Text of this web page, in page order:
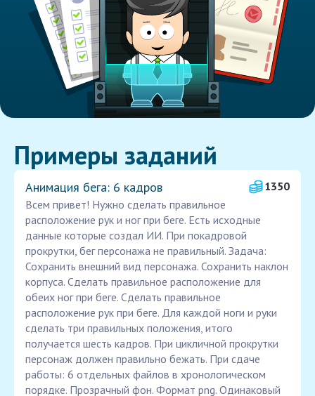
Примеры заданий
Анимация бега: 6 кадров
1350
Всем привет! Нужно сделать правильное
расположение рук и ног при беге. Есть исходные
данные которые создал ИИ. При покадровой
прокрутки, бег персонажа не правильный. Задача:
Сохранить внешний вид персонажа. Сохранить наклон
корпуса. Сделать правильное расположение для
обеих ног при беге. Сделать правильное
расположение рук при беге. Для каждой ноги и руки
сделать три правильных положения, итого
получается шесть кадров. При цикличной прокрутки
персонаж должен правильно бежать. При сдаче
работы: 6 отдельных файлов в хронологическом
порядке. Прозрачный фон. Формат png. Одинаковый